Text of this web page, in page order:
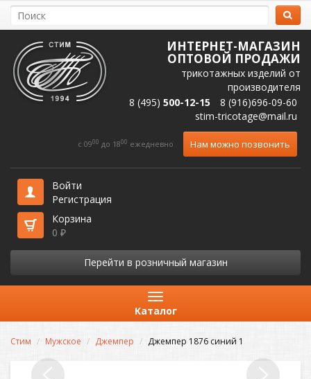
ИНТЕРНЕТ-МАГАЗИН
ОПТОВОЙ ПРОДАЖИ
трикотажных изделий от
производителя
8 (495) 500-12-15
8 (916)696-09-60
stim-tricotage@mail.ru
c 0900 до 1800 ежедневно Нам можно позвонить
Войти
Регистрация
Корзина
0 ₽
Перейти в розничный магазин
Каталог
Стим Мужское Джемпер Джемпер 1876 синий 1